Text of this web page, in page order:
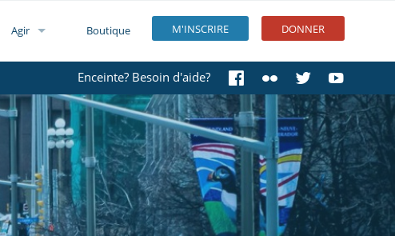
M'INSCRIRE DONNER
Agir Boutique
Enceinte? Besoin d'aide?